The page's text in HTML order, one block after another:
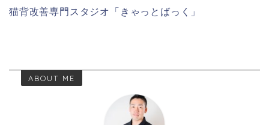
猫背改善専門スタジオ「きゃっとばっく」
ABOUT ME